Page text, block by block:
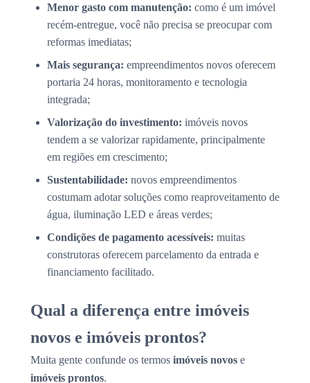
Menor gasto com manutenção: como é um imóvel
recém-entregue, você não precisa se preocupar com
reformas imediatas;
Mais segurança: empreendimentos novos oferecem
portaria 24 horas, monitoramento e tecnologia
integrada;
Valorização do investimento: imóveis novos
tendem a se valorizar rapidamente, principalmente
em regiões em crescimento;
Sustentabilidade: novos empreendimentos
costumam adotar soluções como reaproveitamento de
água, iluminação LED e áreas verdes;
Condições de pagamento acessíveis: muitas
construtoras oferecem parcelamento da entrada e
financiamento facilitado.
Qual a diferença entre imóveis
novos e imóveis prontos?
Muita gente confunde os termos imóveis novos e
imóveis prontos.